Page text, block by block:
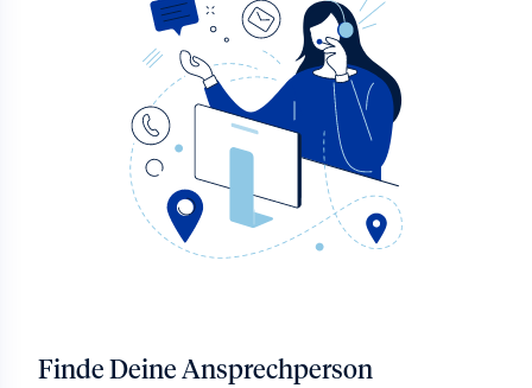
Finde Deine Ansprechperson